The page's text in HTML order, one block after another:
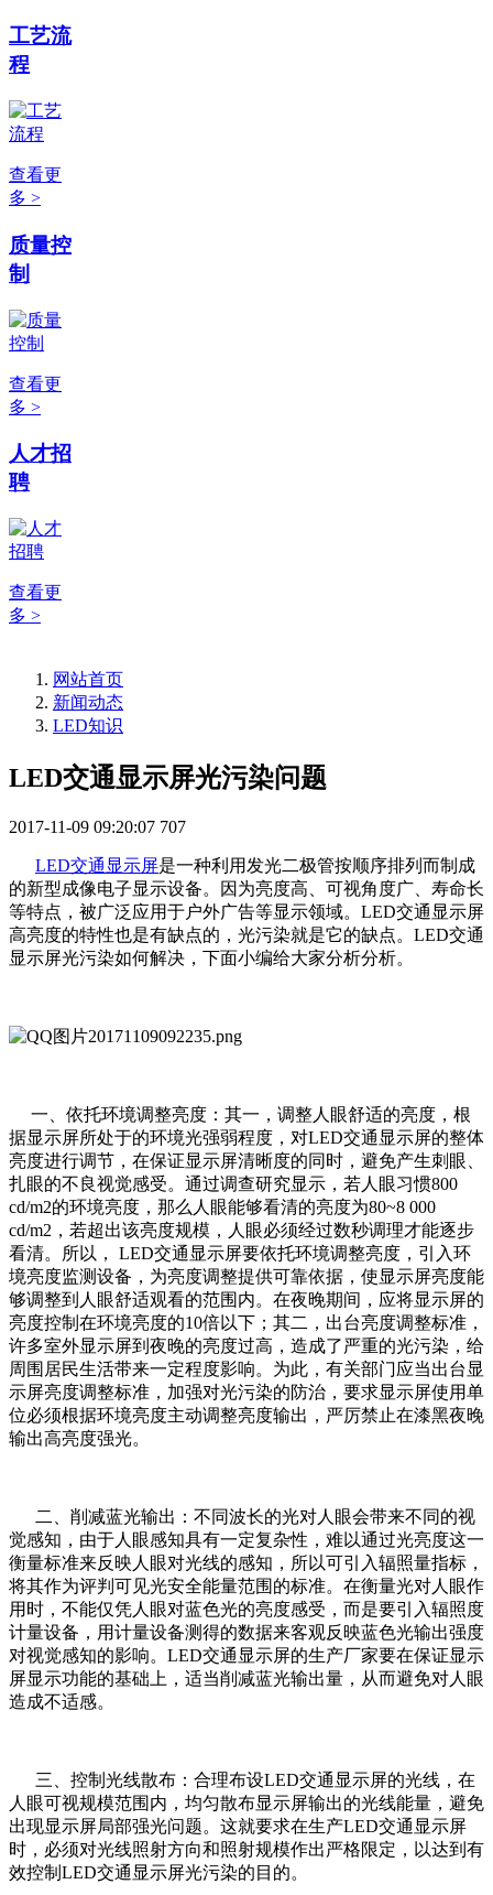
工艺流
程
查看更
多 >
质量控
制
查看更
多 >
人才招
聘
查看更
多 >
网站首页
新闻动态
LED知识
LED交通显示屏光污染问题
2017-11-09 09:20:07 707
LED交通显示屏是一种利用发光二极管按顺序排列而制成
的新型成像电子显示设备。因为亮度高、可视角度广、寿命长
等特点，被广泛应用于户外广告等显示领域。LED交通显示屏
高亮度的特性也是有缺点的，光污染就是它的缺点。LED交通
显示屏光污染如何解决，下面小编给大家分析分析。
一、依托环境调整亮度：其一，调整人眼舒适的亮度，根
据显示屏所处于的环境光强弱程度，对LED交通显示屏的整体
亮度进行调节，在保证显示屏清晰度的同时，避免产生刺眼、
扎眼的不良视觉感受。通过调查研究显示，若人眼习惯800
cd/m2的环境亮度，那么人眼能够看清的亮度为80~8 000
cd/m2，若超出该亮度规模，人眼必须经过数秒调理才能逐步
看清。所以， LED交通显示屏要依托环境调整亮度，引入环
境亮度监测设备，为亮度调整提供可靠依据，使显示屏亮度能
够调整到人眼舒适观看的范围内。在夜晚期间，应将显示屏的
亮度控制在环境亮度的10倍以下；其二，出台亮度调整标准，
许多室外显示屏到夜晚的亮度过高，造成了严重的光污染，给
周围居民生活带来一定程度影响。为此，有关部门应当出台显
示屏亮度调整标准，加强对光污染的防治，要求显示屏使用单
位必须根据环境亮度主动调整亮度输出，严厉禁止在漆黑夜晚
输出高亮度强光。
二、削减蓝光输出：不同波长的光对人眼会带来不同的视
觉感知，由于人眼感知具有一定复杂性，难以通过光亮度这一
衡量标准来反映人眼对光线的感知，所以可引入辐照量指标，
将其作为评判可见光安全能量范围的标准。在衡量光对人眼作
用时，不能仅凭人眼对蓝色光的亮度感受，而是要引入辐照度
计量设备，用计量设备测得的数据来客观反映蓝色光输出强度
对视觉感知的影响。LED交通显示屏的生产厂家要在保证显示
屏显示功能的基础上，适当削减蓝光输出量，从而避免对人眼
造成不适感。
三、控制光线散布：合理布设LED交通显示屏的光线，在
人眼可视规模范围内，均匀散布显示屏输出的光线能量，避免
出现显示屏局部强光问题。这就要求在生产LED交通显示屏
时，必须对光线照射方向和照射规模作出严格限定，以达到有
效控制LED交通显示屏光污染的目的。